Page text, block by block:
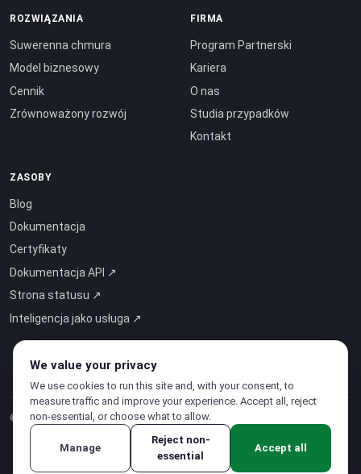
ROZWIĄZANIA
Suwerenna chmura
Model biznesowy
Cennik
Zrównoważony rozwój
FIRMA
Program Partnerski
Kariera
O nas
Studia przypadków
Kontakt
ZASOBY
Blog
Dokumentacja
Certyfikaty
Dokumentacja API ↗
Strona statusu ↗
Inteligencja jako usługa ↗
© 2026 CloudSigma Holding AG.Wszelkie prawa zastrzeżone
·Regulamin świadczenia usług
We value your privacy
We use cookies to run this site and, with your consent, to
measure traffic and improve your experience. Accept all, reject
non-essential, or choose what to allow.
Manage
Reject non-
essential
Accept all